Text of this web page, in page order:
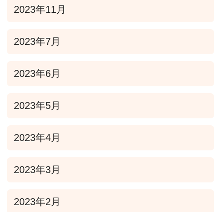
2023年11月
2023年7月
2023年6月
2023年5月
2023年4月
2023年3月
2023年2月